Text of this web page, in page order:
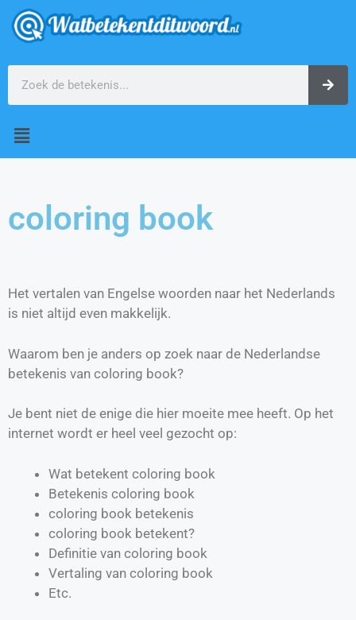
coloring book
Het vertalen van Engelse woorden naar het Nederlands
is niet altijd even makkelijk.
Waarom ben je anders op zoek naar de Nederlandse
betekenis van coloring book?
Je bent niet de enige die hier moeite mee heeft. Op het
internet wordt er heel veel gezocht op:
Wat betekent coloring book
Betekenis coloring book
coloring book betekenis
coloring book betekent?
Definitie van coloring book
Vertaling van coloring book
Etc.